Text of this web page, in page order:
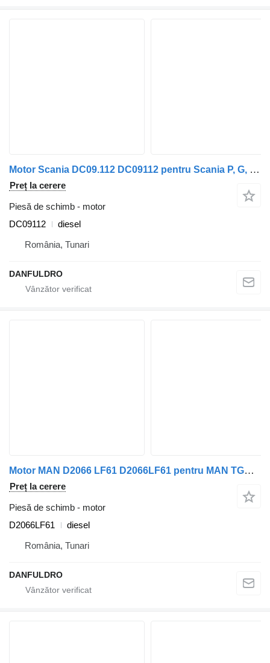
Motor Scania DC09.112 DC09112 pentru Scania P, G, R, T, INTERLINK, CITYWIDE
Preț la cerere
Piesă de schimb - motor
DC09112
diesel
România, Tunari
DANFULDRO
Motor MAN D2066 LF61 D2066LF61 pentru MAN TGA, TGS, TGX
Preț la cerere
Piesă de schimb - motor
D2066LF61
diesel
România, Tunari
DANFULDRO